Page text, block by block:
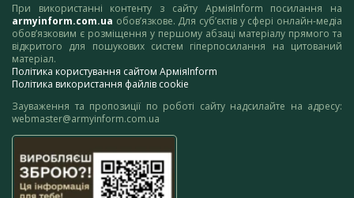
При використанні контенту з сайту АрміяInform посилання на
armyinform.com.ua обов’язкове. Для суб’єктів у сфері онлайн-медіа
обов’язковим є розміщення у першому абзаці матеріалу прямого та
відкритого для пошукових систем гіперпосилання на цитований
матеріал.
Політика користування сайтом АрміяInform
Політика використання файлів cookie
Зауваження та пропозиції по роботі сайту надсилайте на адресу:
webmaster@armyinform.com.ua